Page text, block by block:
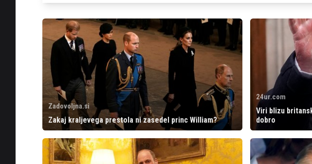
Zadovoljna.si
Zakaj kraljevega prestola ni zasedel princ William?
24ur.com
Viri blizu
dobro